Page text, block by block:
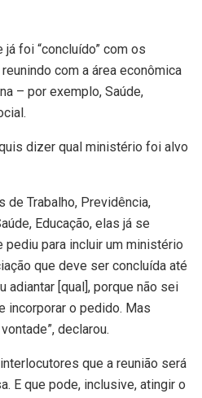
foi “concluído” com os
com a área econômica
– por exemplo, Saúde,
dizer qual ministério foi alvo
de Trabalho, Previdência,
Educação, elas já se
pediu para incluir um ministério
que deve ser concluída até
adiantar [qual], porque não sei
incorporar o pedido. Mas
declarou.
que a reunião será
E que pode, inclusive, atingir o